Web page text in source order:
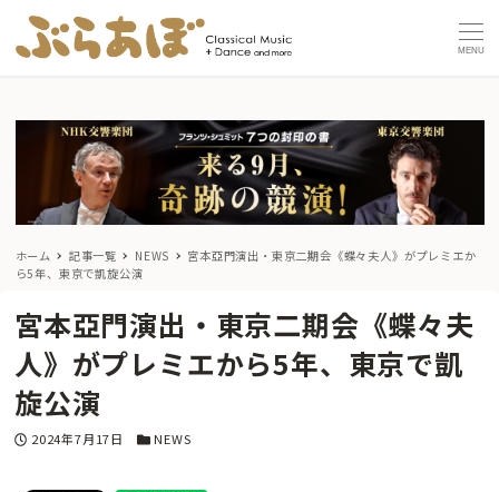
MENU
ホーム 記事一覧 NEWS
宮本亞門演出・東京二期会《蝶々夫人》がプレミエか
ら5年、東京で凱旋公演
宮本亞門演出・東京二期会《蝶々夫
人》がプレミエから5年、東京で凱
旋公演
投稿日
2024年7月17日 カテゴリー
NEWS